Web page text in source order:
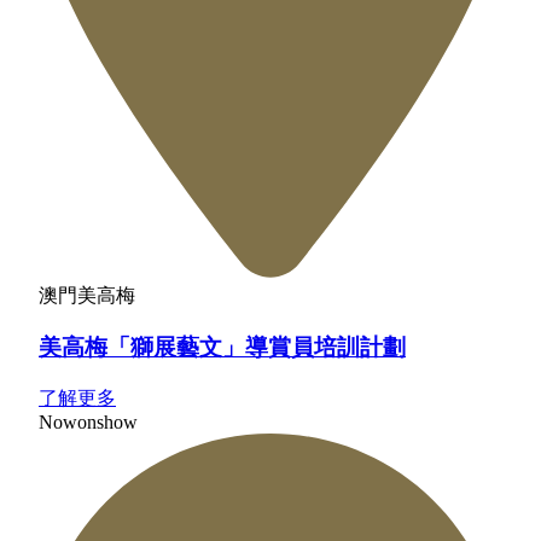
澳門美高梅
美高梅「獅展藝文」導賞員培訓計劃
了解更多
Nowonshow